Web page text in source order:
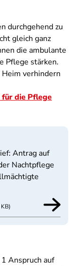
durchgehend zu
gleich ganz
die ambulante
Pflege stärken.
Heim verhindern
für die Pflege
Antrag auf
Nachtpflege
Anspruch auf